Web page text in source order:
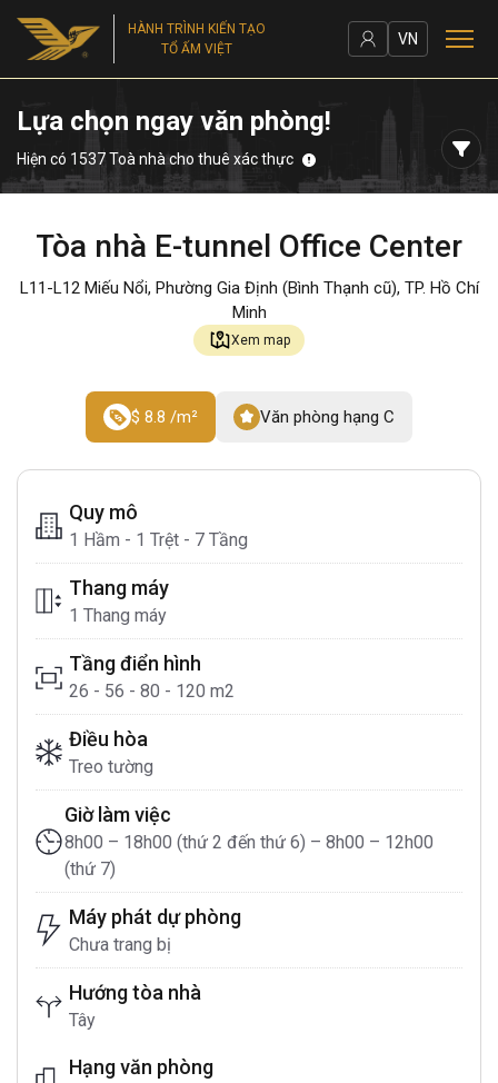
HÀNH TRÌNH KIẾN TẠO
TỔ ẤM VIỆT
VN
Lựa chọn ngay văn phòng!
Hiện có 1537 Toà nhà cho thuê xác thực
Tòa nhà E-tunnel Office Center
L11-L12 Miếu Nổi, Phường Gia Định (Bình Thạnh cũ), TP. Hồ Chí
Minh
Xem map
$ 8.8 /m² Văn phòng hạng C
Quy mô
1 Hầm - 1 Trệt - 7 Tầng
Thang máy
1 Thang máy
Tầng điển hình
26 - 56 - 80 - 120 m2
Điều hòa
Treo tường
Giờ làm việc
8h00 – 18h00 (thứ 2 đến thứ 6) – 8h00 – 12h00
(thứ 7)
Máy phát dự phòng
Chưa trang bị
Hướng tòa nhà
Tây
Hạng văn phòng